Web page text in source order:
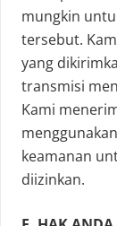
mungkin
tersebut.
yang
transmisi
Kami
keamanan
diizinkan.